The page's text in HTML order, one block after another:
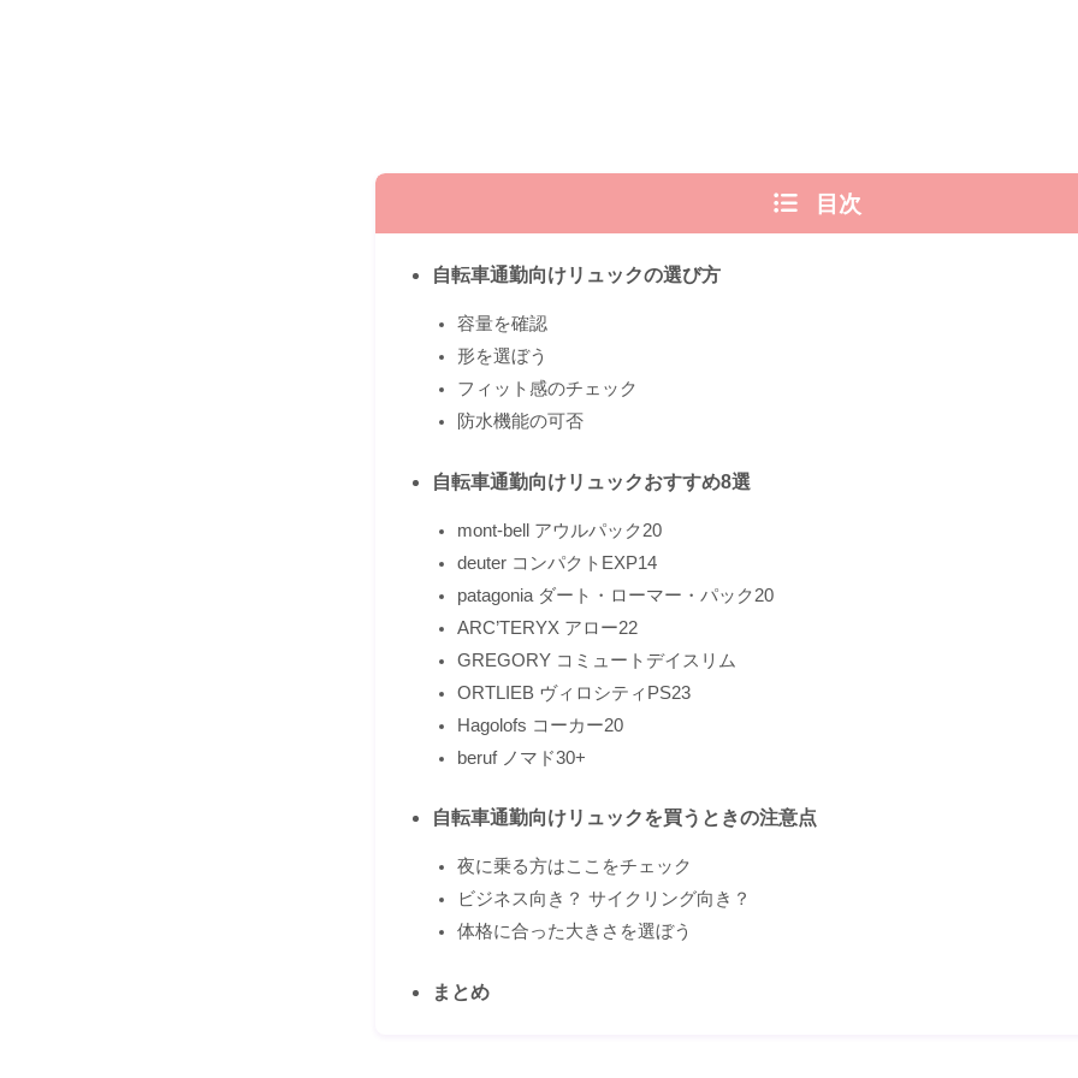
目次
自転車通勤向けリュックの選び方
容量を確認
形を選ぼう
フィット感のチェック
防水機能の可否
自転車通勤向けリュックおすすめ8選
mont-bell アウルパック20
deuter コンパクトEXP14
patagonia ダート・ローマー・パック20
ARC’TERYX アロー22
GREGORY コミュートデイスリム
ORTLIEB ヴィロシティPS23
Hagolofs コーカー20
beruf ノマド30+
自転車通勤向けリュックを買うときの注意点
夜に乗る方はここをチェック
ビジネス向き？ サイクリング向き？
体格に合った大きさを選ぼう
まとめ